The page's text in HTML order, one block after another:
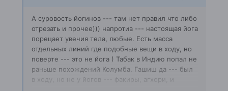
А суровость йогинов --- там нет правил что либо
отрезать и прочее))) напротив --- настоящая йога
порецает увечия тела, любые. Есть масса
отдельных линий где подобные вещи в ходу, но
поверте --- это не йога ) Табак в Индию попал не
раньше похождений Колумба. Гашиш да --- был
в ходу, но не у йогов --- факиры, агхори, и